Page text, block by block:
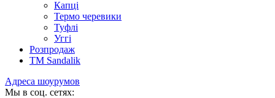
Капці
Термо черевики
Туфлі
Уггі
Розпродаж
TM Sandalik
Адреса шоурумов
Мы в соц. сетях: